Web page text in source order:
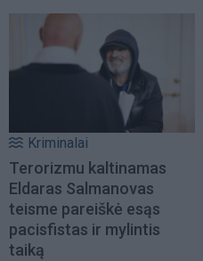
Kriminalai
Terorizmu kaltinamas
Eldaras Salmanovas
teisme pareiškė esąs
pacisfistas ir mylintis
taiką